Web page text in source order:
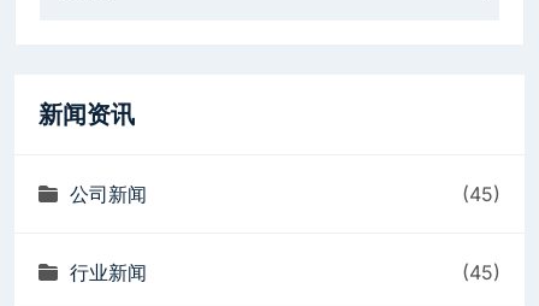
新闻资讯
公司新闻 (45)
行业新闻 (45)